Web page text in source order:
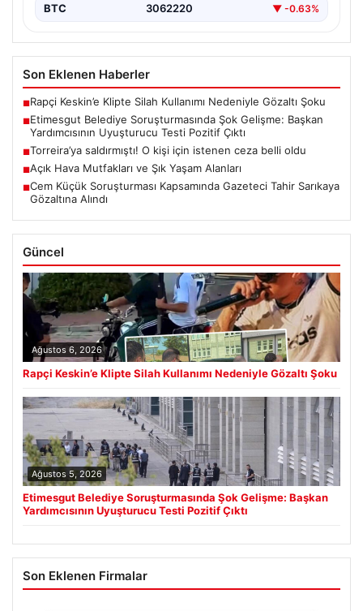
BTC 3062220 ▼ -0.63%
Son Eklenen Haberler
■Rapçi Keskin’e Klipte Silah Kullanımı Nedeniyle Gözaltı Şoku
■Etimesgut Belediye Soruşturmasında Şok Gelişme: Başkan
Yardımcısının Uyuşturucu Testi Pozitif Çıktı
■Torreira’ya saldırmıştı! O kişi için istenen ceza belli oldu
■Açık Hava Mutfakları ve Şık Yaşam Alanları
■Cem Küçük Soruşturması Kapsamında Gazeteci Tahir Sarıkaya
Gözaltına Alındı
Güncel
Ağustos 6, 2026
Rapçi Keskin’e Klipte Silah Kullanımı Nedeniyle Gözaltı Şoku
Ağustos 5, 2026
Etimesgut Belediye Soruşturmasında Şok Gelişme: Başkan
Yardımcısının Uyuşturucu Testi Pozitif Çıktı
Son Eklenen Firmalar